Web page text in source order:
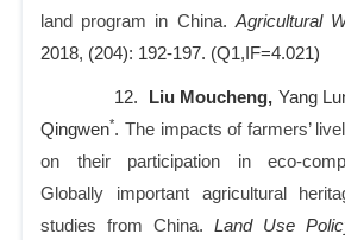
land program in China. Agricultural
2018, (204): 192-197. (Q1,IF=4.021)
12. Liu Moucheng, Yang
Qingwen*. The impacts of farmers’
on their participation in eco-
Globally important agricultural
studies from China.Land Use